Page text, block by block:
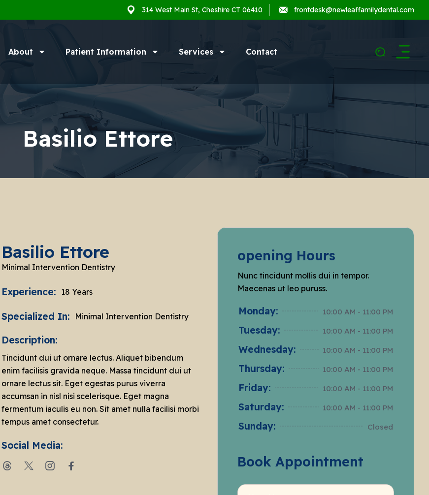
314 West Main St, Cheshire CT 06410 frontdesk@newleaffamilydental.com
About Patient Information Services Contact
Basilio Ettore
Basilio Ettore
Minimal Intervention Dentistry
Experience: 18 Years
Specialized In: Minimal Intervention Dentistry
Description:
Tincidunt dui ut ornare lectus. Aliquet bibendum
enim facilisis gravida neque. Massa tincidunt dui ut
ornare lectus sit. Eget egestas purus viverra
accumsan in nisl nisi scelerisque. Eget magna
fermentum iaculis eu non. Sit amet nulla facilisi morbi
tempus amet consectetur.
Social Media:
opening Hours
Nunc tincidunt mollis dui in tempor.
Maecenas ut leo puruss.
Monday: 10:00 AM - 11:00 PM
Tuesday: 10:00 AM - 11:00 PM
Wednesday: 10:00 AM - 11:00 PM
Thursday: 10:00 AM - 11:00 PM
Friday: 10:00 AM - 11:00 PM
Saturday: 10:00 AM - 11:00 PM
Sunday: Closed
Book Appointment